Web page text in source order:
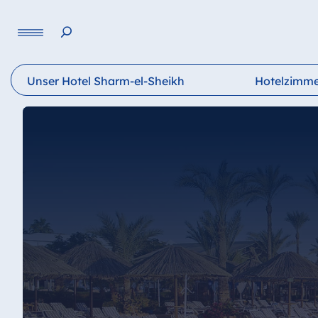
Unser Hotel Sharm-el-Sheikh